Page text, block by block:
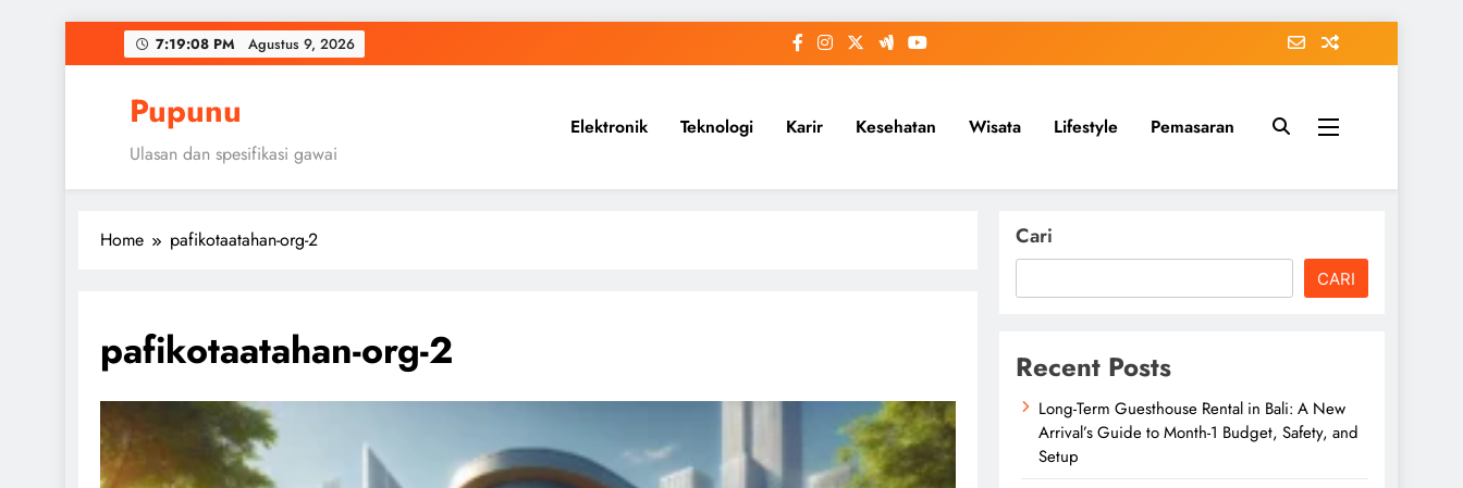
to
7:19:09 PM Agustus 9, 2026
Pupunu
Ulasan dan spesifikasi gawai
Elektronik Teknologi Karir Kesehatan Wisata Lifestyle Pemasaran
Home pafikotaatahan-org-2
pafikotaatahan-org-2
Cari
CARI
Recent Posts
Long-Term Guesthouse Rental in Bali: A New
Arrival’s Guide to Month-1 Budget, Safety, and
Setup